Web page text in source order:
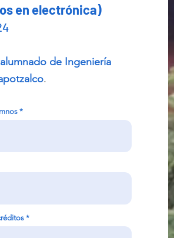
en electrónica)
alumnado de Ingeniería
.